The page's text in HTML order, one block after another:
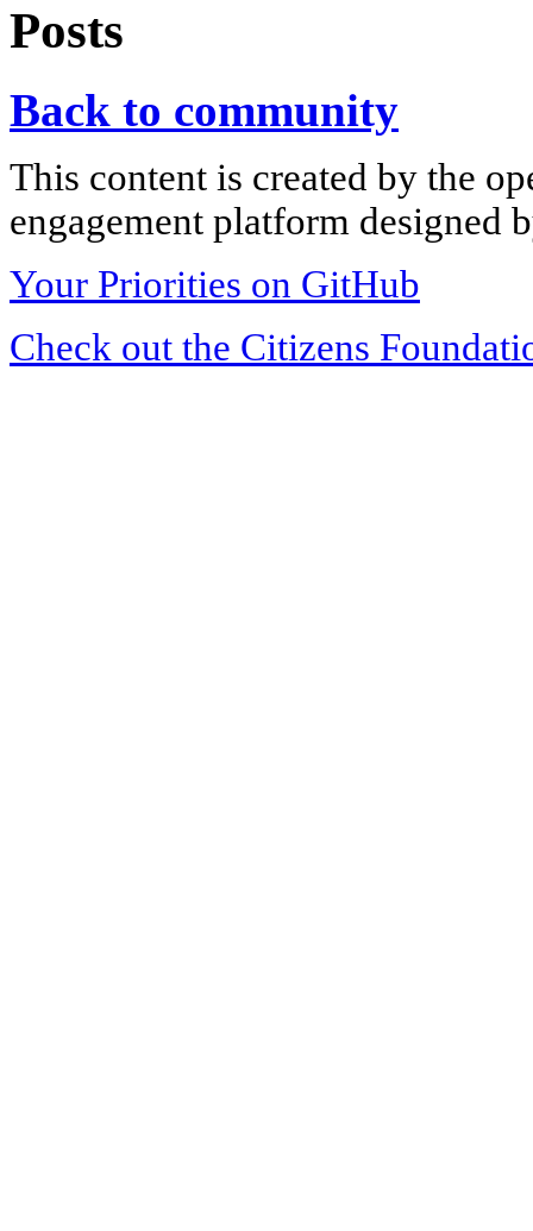
Posts
Back to community
This content is created by the
engagement platform designed
Your Priorities on GitHub
Check out the Citizens